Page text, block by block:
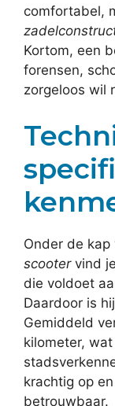
comfortabel,
Kortom, een
forensen,
zorgeloos wil
Onder de kap
scootervind
die voldoet
Daardoor is
Gemiddeld
kilometer,
krachtig op
betrouwbaar.